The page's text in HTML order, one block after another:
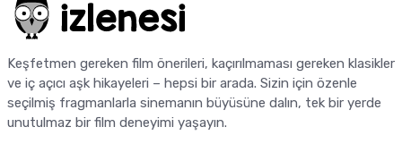
Keşfetmen gereken film önerileri, kaçırılmaması gereken klasikler
ve iç açıcı aşk hikayeleri – hepsi bir arada. Sizin için özenle
seçilmiş fragmanlarla sinemanın büyüsüne dalın, tek bir yerde
unutulmaz bir film deneyimi yaşayın.